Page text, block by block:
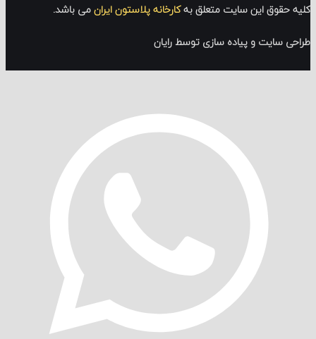
این سایت متعلق بهکارخانه پلاستون ایرانمی باشد.
و پیاده سازی توسط رایان